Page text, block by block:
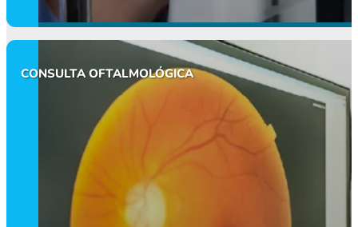
CONSULTA OFTALMOLÓGICA